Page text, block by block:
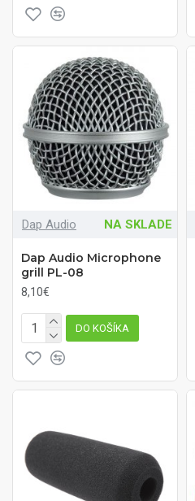
Dap Audio NA SKLADE
Dap Audio Microphone
grill PL-08
8,10€
DO KOŠÍKA